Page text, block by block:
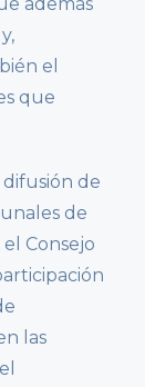
el
que
de
de
Consejo
las